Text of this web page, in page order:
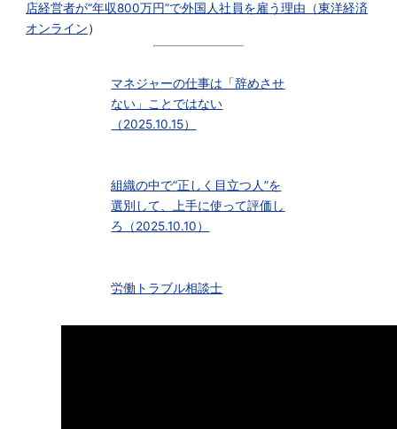
店経営者が“年収800万円”で外国人社員を雇う理由（東洋経済
オンライン）
マネジャーの仕事は「辞めさせ
ない」ことではない
（2025.10.15）
組織の中で“正しく目立つ人”を
選別して、上手に使って評価し
ろ（2025.10.10）
労働トラブル相談士